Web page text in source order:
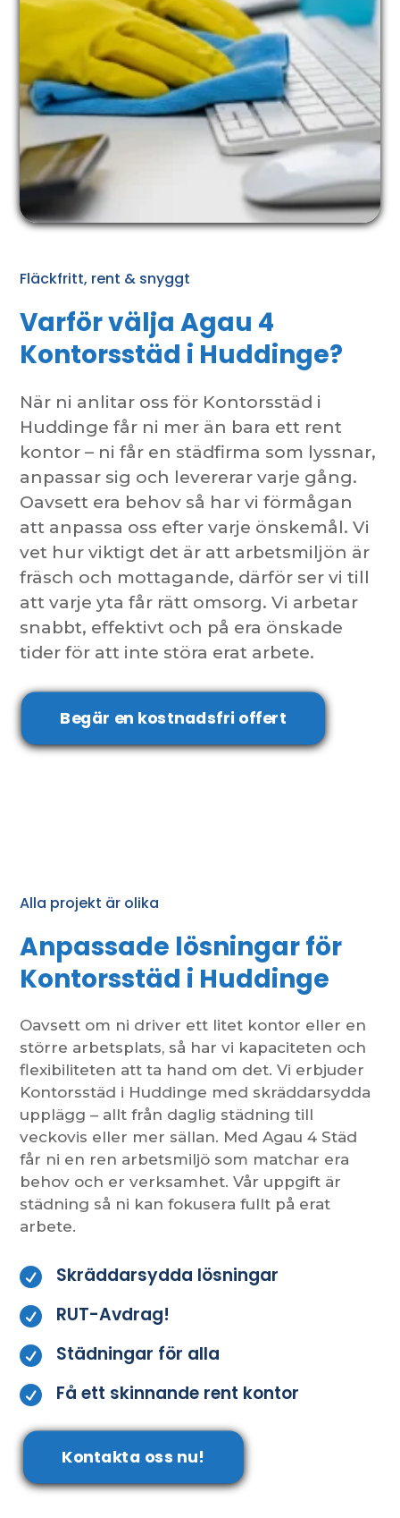
Fläckfritt, rent & snyggt
Varför välja Agau 4
Kontorsstäd i Huddinge?
När ni anlitar oss för Kontorsstäd i
Huddinge får ni mer än bara ett rent
kontor – ni får en städfirma som lyssnar,
anpassar sig och levererar varje gång.
Oavsett era behov så har vi förmågan
att anpassa oss efter varje önskemål. Vi
vet hur viktigt det är att arbetsmiljön är
fräsch och mottagande, därför ser vi till
att varje yta får rätt omsorg. Vi arbetar
snabbt, effektivt och på era önskade
tider för att inte störa erat arbete.
Begär en kostnadsfri offert
Alla projekt är olika
Anpassade lösningar för
Kontorsstäd i Huddinge
Oavsett om ni driver ett litet kontor eller en
större arbetsplats, så har vi kapaciteten och
flexibiliteten att ta hand om det. Vi erbjuder
Kontorsstäd i Huddinge med skräddarsydda
upplägg – allt från daglig städning till
veckovis eller mer sällan. Med Agau 4 Städ
får ni en ren arbetsmiljö som matchar era
behov och er verksamhet. Vår uppgift är
städning så ni kan fokusera fullt på erat
arbete.
 Skräddarsydda lösningar
 RUT-Avdrag!
 Städningar för alla
 Få ett skinnande rent kontor
Kontakta oss nu!